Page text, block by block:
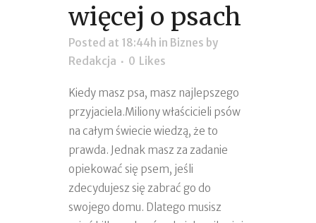
więcej o psach
Posted at 18:44h in Biznes by
Redakcja
0 Likes
Kiedy masz psa, masz najlepszego
przyjaciela.Miliony właścicieli psów
na całym świecie wiedzą, że to
prawda. Jednak masz za zadanie
opiekować się psem, jeśli
zdecydujesz się zabrać go do
swojego domu. Dlatego musisz